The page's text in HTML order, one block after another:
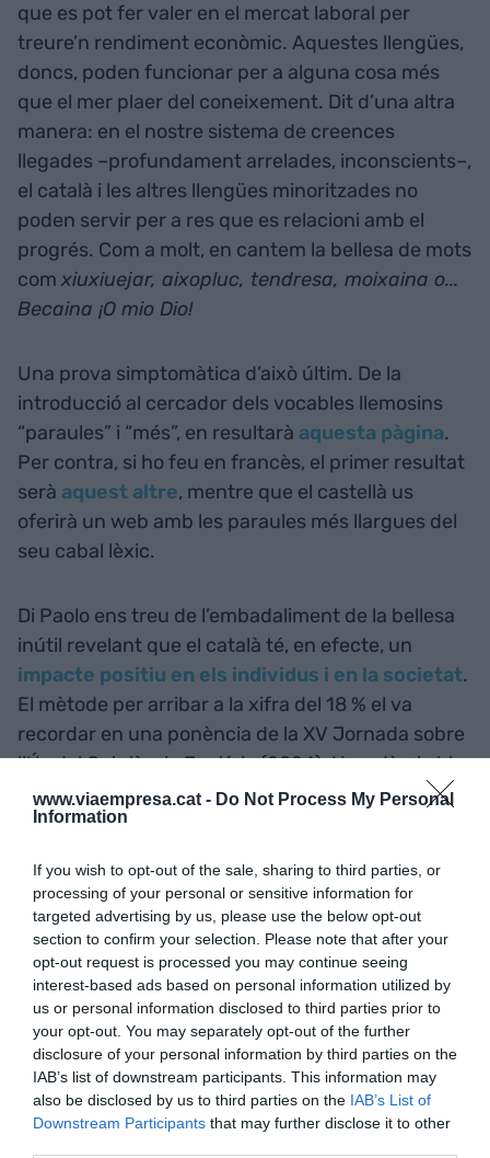
www.viaempresa.cat - Do Not Process My Personal
Information
If you wish to opt-out of the sale, sharing to third parties, or
processing of your personal or sensitive information for
targeted advertising by us, please use the below opt-out
section to confirm your selection. Please note that after your
opt-out request is processed you may continue seeing
interest-based ads based on personal information utilized by
us or personal information disclosed to third parties prior to
your opt-out. You may separately opt-out of the further
disclosure of your personal information by third parties on the
IAB’s list of downstream participants. This information may
also be disclosed by us to third parties on the IAB’s List of
Downstream Participants that may further disclose it to other
que es pot fer valer en el mercat laboral per
treure’n rendiment econòmic. Aquestes llengües,
doncs, poden funcionar per a alguna cosa més
que el mer plaer del coneixement. Dit d’una altra
manera: en el nostre sistema de creences
llegades –profundament arrelades, inconscients–,
el català i les altres llengües minoritzades no
poden servir per a res que es relacioni amb el
progrés. Com a molt, en cantem la bellesa de mots
com xiuxiuejar, aixopluc, tendresa, moixaina o...
Becaina ¡O mio Dio!
Una prova simptomàtica d’això últim. De la
introducció al cercador dels vocables llemosins
“paraules” i “més”, en resultarà aquesta pàgina.
Per contra, si ho feu en francès, el primer resultat
serà aquest altre, mentre que el castellà us
oferirà un web amb les paraules més llargues del
seu cabal lèxic.
Di Paolo ens treu de l’embadaliment de la bellesa
inútil revelant que el català té, en efecte, un
impacte positiu en els individus i en la societat.
El mètode per arribar a la xifra del 18 % el va
recordar en una ponència de la XV Jornada sobre
l’Ús del Català a la Justícia (2024). L’acadèmic hi
presentava la investigació sobre si “tenir un bon
domini del català millora els ingressos mensuals
estrangers de primera i segona generació”. A
aquest efecte va aplicar una “metodologia
economètrica que permet obtenir una estimació
de l’efecte causal del coneixement de llengua,
aïllant els possibles impactes de característiques
individuals i factors inobservats que poden
afectar tant les habilitats lingüístiques com els
resultats laborals”.